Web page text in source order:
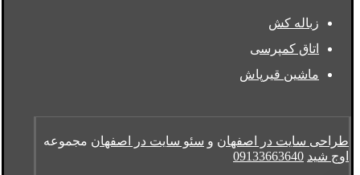
زباله کش
اتاق کمپرسی
ماشین قیرپاش
طراحی سایت در اصفهان و سئو سایت در اصفهان مجموعه
اوج شید 09133663640